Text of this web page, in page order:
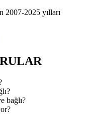
2007-2025 yılları
bağlı?